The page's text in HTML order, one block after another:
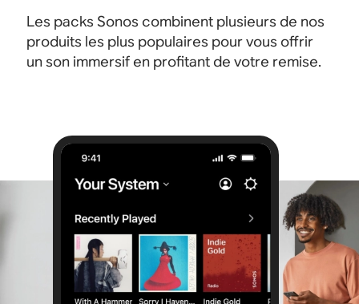
Les packs Sonos combinent plusieurs de nos
produits les plus populaires pour vous offrir
un son immersif en profitant de votre remise.